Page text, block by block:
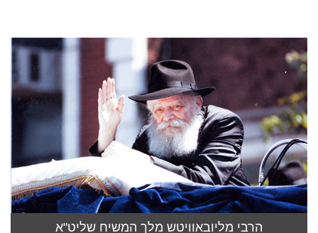
הרבי מליובאוויטש מלך המשיח שליט"א